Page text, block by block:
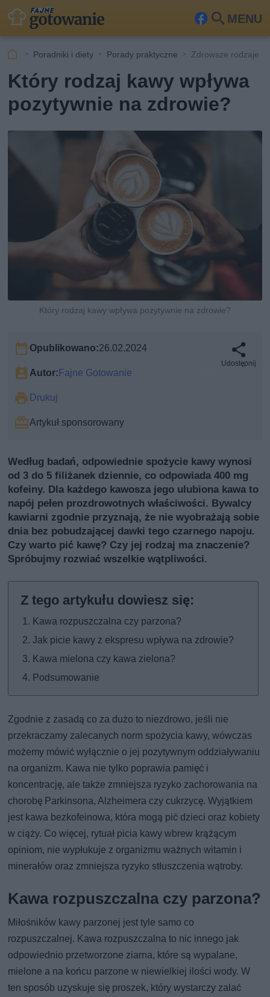
MENU
Fa
ook
Szu
Poradniki i diety Porady praktyczne Zdrowsze rodzaje
Który rodzaj kawy wpływa
pozytywnie na zdrowie?
Który rodzaj kawy wpływa pozytywnie na zdrowie?
Opublikowano:26.02.2024
Autor:Fajne Gotowanie
Drukuj
Artykuł sponsorowany
Udostępnij
Według badań, odpowiednie spożycie kawy wynosi
od 3 do 5 filiżanek dziennie, co odpowiada 400 mg
kofeiny. Dla każdego kawosza jego ulubiona kawa to
napój pełen prozdrowotnych właściwości. Bywalcy
kawiarni zgodnie przyznają, że nie wyobrażają sobie
dnia bez pobudzającej dawki tego czarnego napoju.
Czy warto pić kawę? Czy jej rodzaj ma znaczenie?
Spróbujmy rozwiać wszelkie wątpliwości.
Kawa rozpuszczalna czy parzona?
Jak picie kawy z ekspresu wpływa na zdrowie?
Kawa mielona czy kawa zielona?
Podsumowanie
Zgodnie z zasadą co za dużo to niezdrowo, jeśli nie
przekraczamy zalecanych norm spożycia kawy, wówczas
możemy mówić wyłącznie o jej pozytywnym oddziaływaniu
na organizm. Kawa nie tylko poprawia pamięć i
koncentrację, ale także zmniejsza ryzyko zachorowania na
chorobę Parkinsona, Alzheimera czy cukrzycę. Wyjątkiem
jest kawa bezkofeinowa, która mogą pić dzieci oraz kobiety
w ciąży. Co więcej, rytuał picia kawy wbrew krążącym
opiniom, nie wypłukuje z organizmu ważnych witamin i
minerałów oraz zmniejsza ryzyko stłuszczenia wątroby.
Kawa rozpuszczalna czy parzona?
Miłośników kawy parzonej jest tyle samo co
rozpuszczalnej. Kawa rozpuszczalna to nic innego jak
odpowiednio przetworzone ziarna, które są wypalane,
mielone a na końcu parzone w niewielkiej ilości wody. W
ten sposób uzyskuje się proszek, który wystarczy zalać